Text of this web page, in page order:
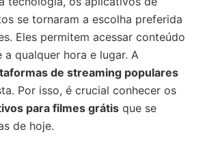
se tornaram a escolha preferida
Eles permitem acessar conteúdo
qualquer hora e lugar. A
de streaming populares
Por isso, é crucial conhecer os
para filmes grátis que se
de hoje.